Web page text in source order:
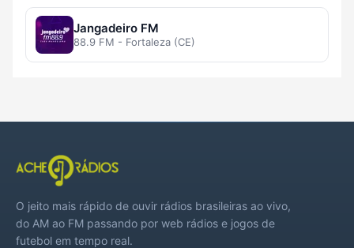
Jangadeiro FM
88.9 FM - Fortaleza (CE)
O jeito mais rápido de ouvir rádios brasileiras ao vivo,
do AM ao FM passando por web rádios e jogos de
futebol em tempo real.